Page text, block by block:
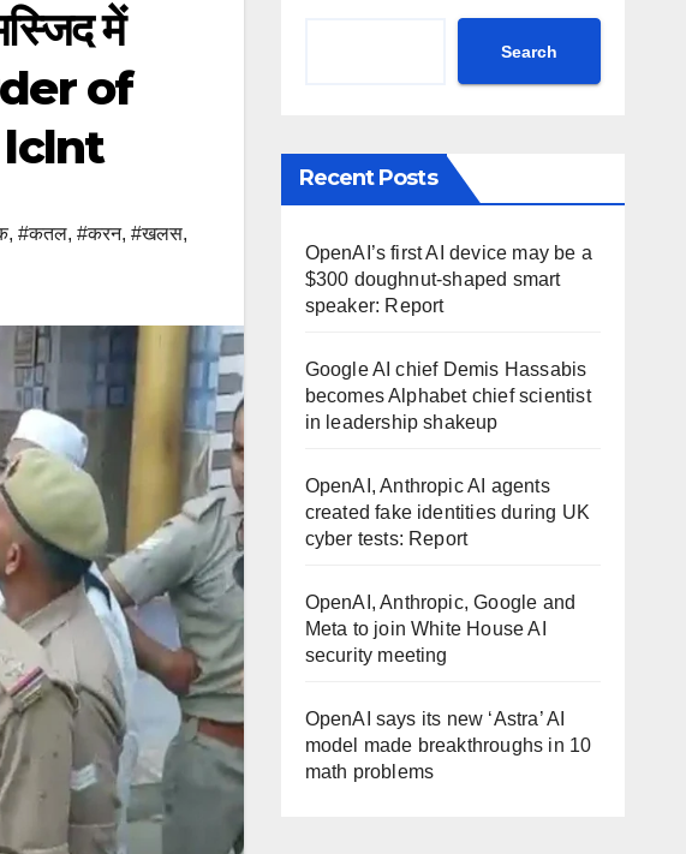
में
of
, #कतल, #करन, #खलस,
Search
Recent Posts
OpenAI’s first AI device may be a
$300 doughnut-shaped smart
speaker: Report
Google AI chief Demis Hassabis
becomes Alphabet chief scientist
in leadership shakeup
OpenAI, Anthropic AI agents
created fake identities during UK
cyber tests: Report
OpenAI, Anthropic, Google and
Meta to join White House AI
security meeting
OpenAI says its new ‘Astra’ AI
model made breakthroughs in 10
math problems